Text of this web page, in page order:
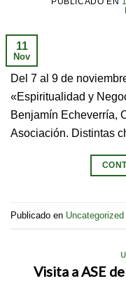
11
Nov
Del 7 al 9 de
«Espiritualidad y
Benjamín Echeverría,
Asociación. Distintas
Publicado en Uncategorized
Visita a ASE